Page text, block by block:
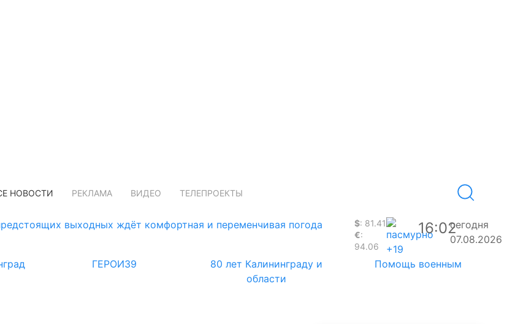
НОВОСТИ РЕКЛАМА ВИДЕО ТЕЛЕПРОЕКТЫ
выходных ждёт комфортная и переменчивая погода $: 81.41
€:
94.06
+19
16:02сегодня
07.08.2026
ГЕРОИ39
80 лет Калининграду и
области
Помощь военным